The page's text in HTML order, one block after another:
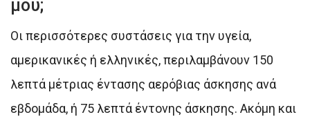
μου;
Οι περισσότερες συστάσεις για την υγεία,
αμερικανικές ή ελληνικές, περιλαμβάνουν 150
λεπτά μέτριας έντασης αερόβιας άσκησης ανά
εβδομάδα, ή 75 λεπτά έντονης άσκησης. Ακόμη και